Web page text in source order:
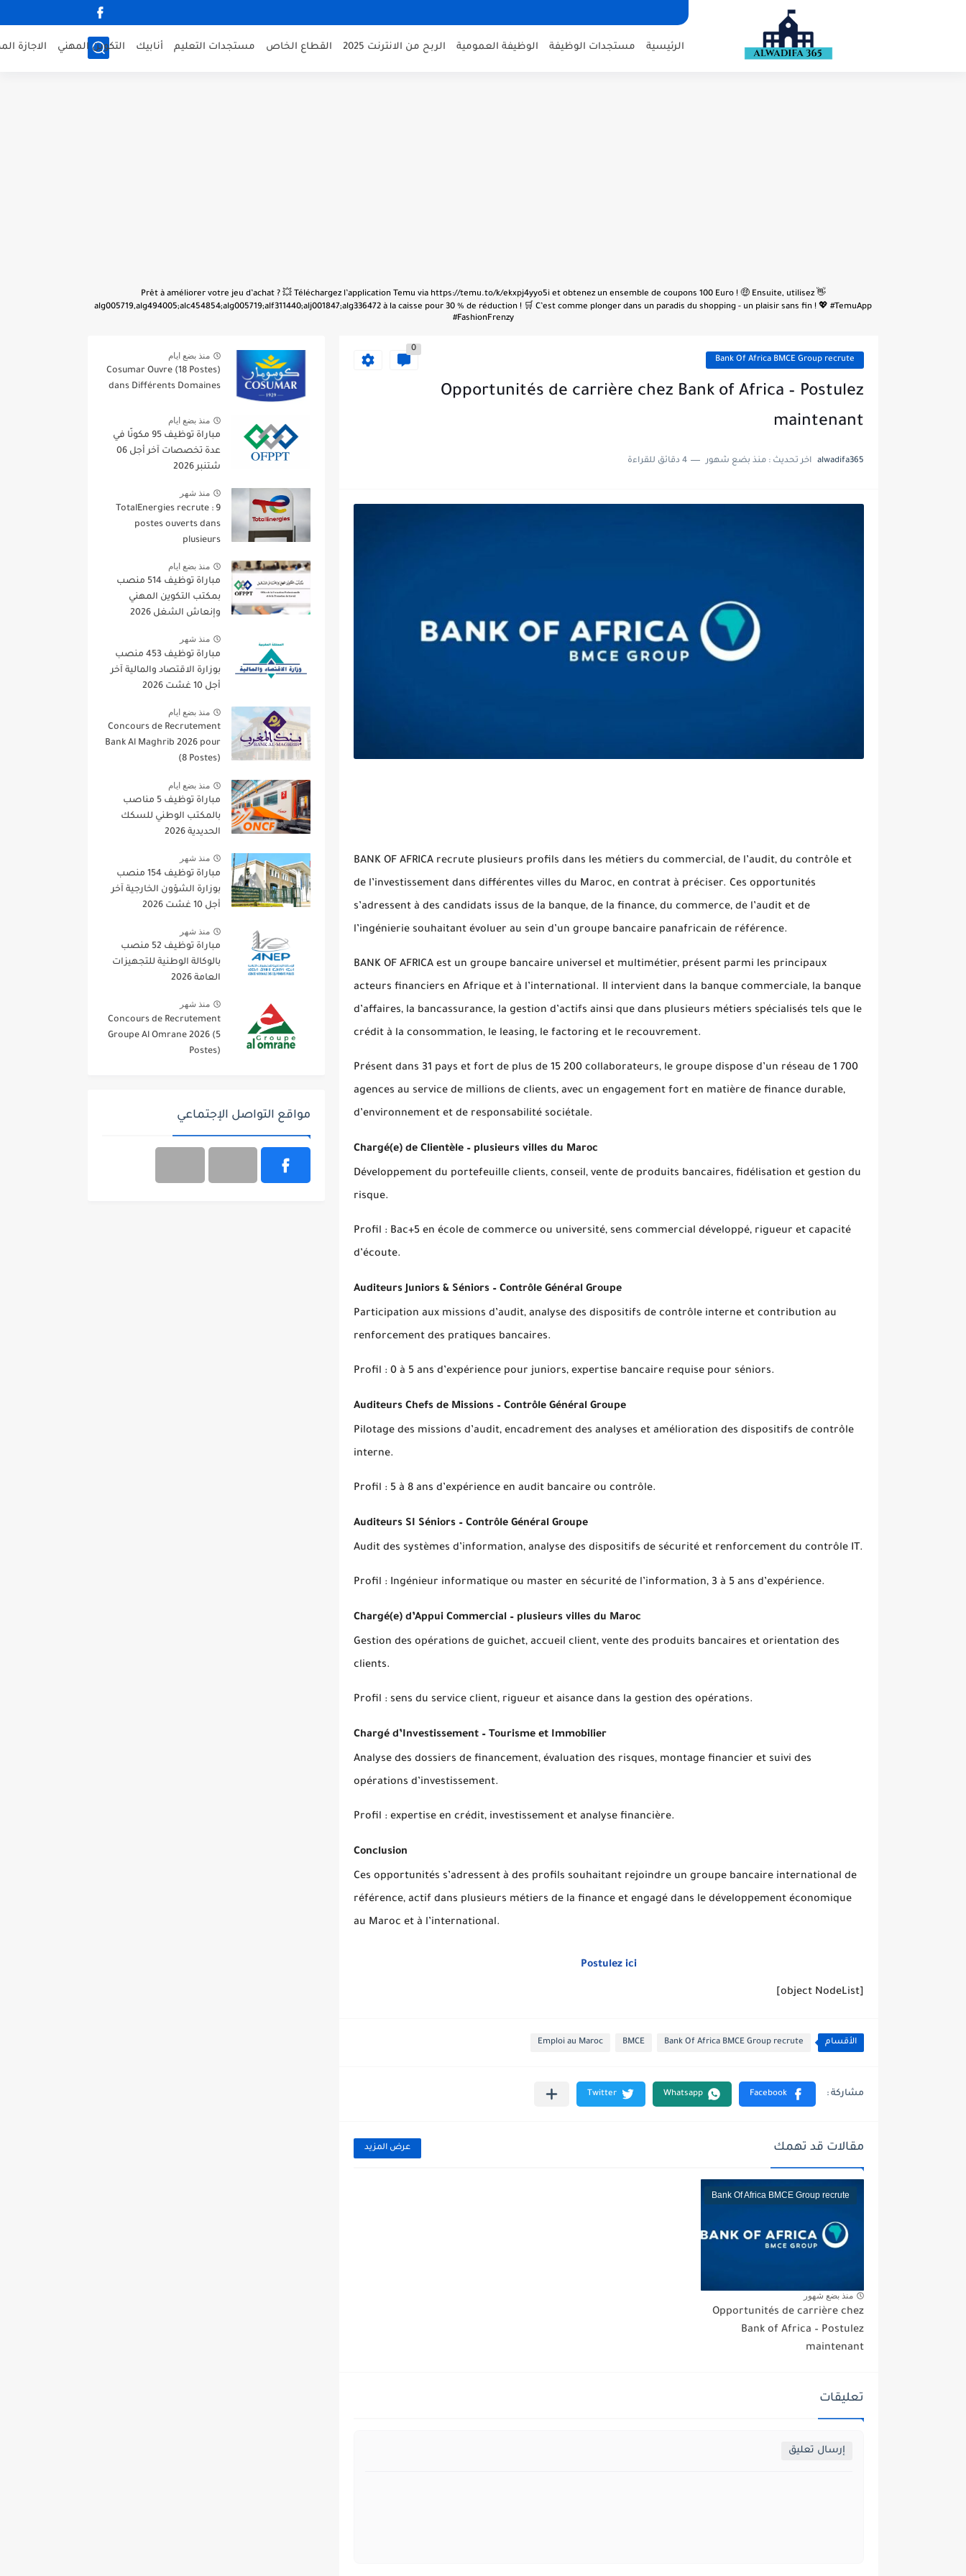
الرئيسية مستجدات الوظيفة الوظيفة العمومية الربح من الانترنت 2025 القطاع الخاص مستجدات التعليم أنابيك التكوين المهني الاجازة
👋 Prêt à améliorer votre jeu d’achat ? 💥 Téléchargez l’application Temu via https://temu.to/k/ekxpj4yyo5i et obtenez un ensemble de coupons 100 Euro ! 🤑 Ensuite, utilisez
alg005719,alg494005;alc454854;alg005719;alf311440;alj001847;alg336472 à la caisse pour 30 % de réduction ! 🛒 C’est comme plonger dans un paradis du shopping - un plaisir sans fin ! 💖 #TemuApp
#FashionFrenzy
Bank Of Africa BMCE Group recrute
0
Opportunités de carrière chez Bank of Africa – Postulez
maintenant
alwadifa365 اخر تحديث : منذ بضع شهور 4 دقائق للقراءة
BANK OF AFRICA recrute plusieurs profils dans les métiers du commercial, de l’audit, du contrôle et
de l’investissement dans différentes villes du Maroc, en contrat à préciser. Ces opportunités
s’adressent à des candidats issus de la banque, de la finance, du commerce, de l’audit et de
l’ingénierie souhaitant évoluer au sein d’un groupe bancaire panafricain de référence.
BANK OF AFRICA est un groupe bancaire universel et multimétier, présent parmi les principaux
acteurs financiers en Afrique et à l’international. Il intervient dans la banque commerciale, la banque
d’affaires, la bancassurance, la gestion d’actifs ainsi que dans plusieurs métiers spécialisés tels que le
crédit à la consommation, le leasing, le factoring et le recouvrement.
Présent dans 31 pays et fort de plus de 15 200 collaborateurs, le groupe dispose d’un réseau de 1 700
agences au service de millions de clients, avec un engagement fort en matière de finance durable,
d’environnement et de responsabilité sociétale.
Chargé(e) de Clientèle – plusieurs villes du Maroc
Développement du portefeuille clients, conseil, vente de produits bancaires, fidélisation et gestion du
risque.
Profil : Bac+5 en école de commerce ou université, sens commercial développé, rigueur et capacité
d’écoute.
Auditeurs Juniors & Séniors – Contrôle Général Groupe
Participation aux missions d’audit, analyse des dispositifs de contrôle interne et contribution au
renforcement des pratiques bancaires.
Profil : 0 à 5 ans d’expérience pour juniors, expertise bancaire requise pour séniors.
Auditeurs Chefs de Missions – Contrôle Général Groupe
Pilotage des missions d’audit, encadrement des analyses et amélioration des dispositifs de contrôle
interne.
Profil : 5 à 8 ans d’expérience en audit bancaire ou contrôle.
Auditeurs SI Séniors – Contrôle Général Groupe
Audit des systèmes d’information, analyse des dispositifs de sécurité et renforcement du contrôle IT.
Profil : Ingénieur informatique ou master en sécurité de l’information, 3 à 5 ans d’expérience.
Chargé(e) d’Appui Commercial – plusieurs villes du Maroc
Gestion des opérations de guichet, accueil client, vente des produits bancaires et orientation des
clients.
Profil : sens du service client, rigueur et aisance dans la gestion des opérations.
Chargé d’Investissement – Tourisme et Immobilier
Analyse des dossiers de financement, évaluation des risques, montage financier et suivi des
opérations d’investissement.
Profil : expertise en crédit, investissement et analyse financière.
Conclusion
Ces opportunités s’adressent à des profils souhaitant rejoindre un groupe bancaire international de
référence, actif dans plusieurs métiers de la finance et engagé dans le développement économique
au Maroc et à l’international.
Postulez ici
[object NodeList]
الأقسام Bank Of Africa BMCE Group recrute
BMCE
Emploi au Maroc
مقالات قد تهمك عرض المزيد
Bank Of Africa BMCE Group recrute
منذ بضع شهور
Opportunités de carrière chez
Bank of Africa – Postulez
maintenant
تعليقات
إرسال تعليق
منذ بضع ايام
Cosumar Ouvre (18 Postes)
dans Différents Domaines
منذ بضع ايام
مباراة توظيف 95 مكونًا في
عدة تخصصات آخر أجل 06
شتنبر 2026
منذ شهر
TotalEnergies recrute : 9
postes ouverts dans
plusieurs
منذ بضع ايام
مباراة توظيف 514 منصب
بمكتب التكوين المهني
وإنعاش الشغل 2026
منذ شهر
مباراة توظيف 453 منصب
بوزارة الاقتصاد والمالية آخر
أجل 10 غشت 2026
منذ بضع ايام
Concours de Recrutement
Bank Al Maghrib 2026 pour
(8 Postes)
منذ بضع ايام
مباراة توظيف 5 مناصب
بالمكتب الوطني للسكك
الحديدية 2026
منذ شهر
مباراة توظيف 154 منصب
بوزارة الشؤون الخارجية آخر
أجل 10 غشت 2026
منذ شهر
مباراة توظيف 52 منصب
بالوكالة الوطنية للتجهيزات
العامة 2026
منذ شهر
Concours de Recrutement
Groupe Al Omrane 2026 (5
Postes)
مواقع التواصل الإجتماعي